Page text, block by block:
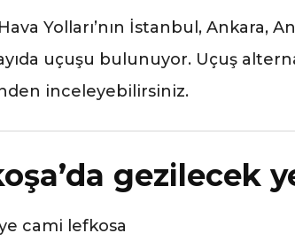
Yolları’nın İstanbul, Ankara,
uçuşu bulunuyor. Uçuş
inceleyebilirsiniz.
gezilecek